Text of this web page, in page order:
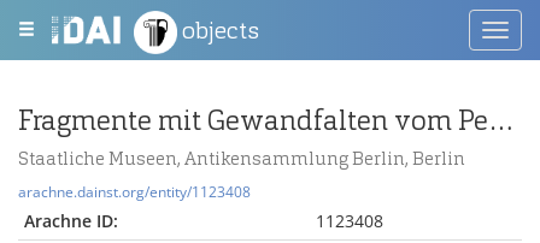
objects
Fragmente mit Gewandfalten vom Pergamonaltar (Rundplastik oder Relief)
Staatliche Museen, Antikensammlung Berlin, Berlin
arachne.dainst.org/entity/1123408
Arachne ID:
1123408